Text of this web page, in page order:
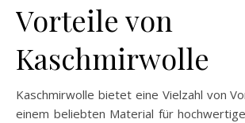
Vorteile von
Kaschmirwolle
Kaschmirwolle bietet eine Vielzahl von
einem beliebten Material für